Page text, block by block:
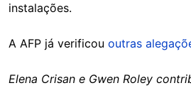
instalações.
A AFP já verificou outras
Elena Crisan e Gwen Roley